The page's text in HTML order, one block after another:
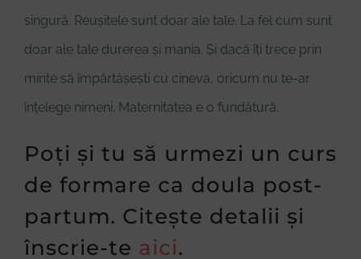
singură. Reușitele sunt doar ale tale. La fel cum sunt
doar ale tale durerea și mania. Și dacă îți trece prin
minte să împărtășești cu cineva, oricum nu te-ar
înțelege nimeni. Maternitatea e o fundătură.
Poți și tu să urmezi un curs
de formare ca doula post-
partum. Citește detalii și
înscrie-te aici.